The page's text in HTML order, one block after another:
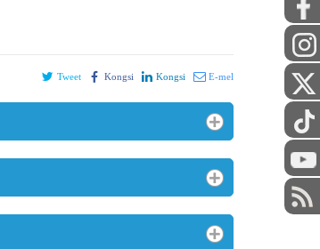
Tweet Kongsi Kongsi E-mel